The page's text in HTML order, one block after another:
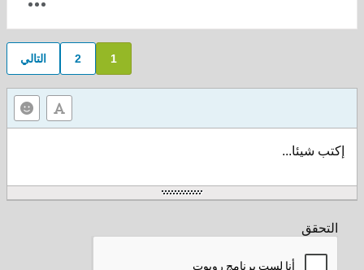
1
2 التالي
إكتب شيئا...
التحقق